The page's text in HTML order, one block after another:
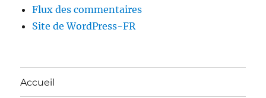
Flux des commentaires
Site de WordPress-FR
Accueil